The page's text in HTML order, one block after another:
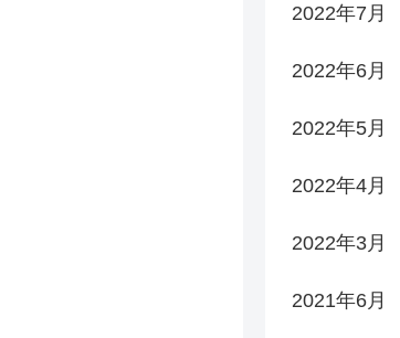
2022年7月
2022年6月
2022年5月
2022年4月
2022年3月
2021年6月